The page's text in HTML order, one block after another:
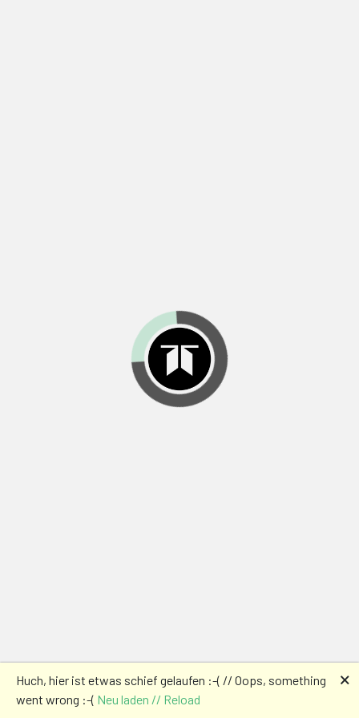
Huch, hier ist etwas schief gelaufen :-( // Oops, something
went wrong :-( Neu laden // Reload
🗙